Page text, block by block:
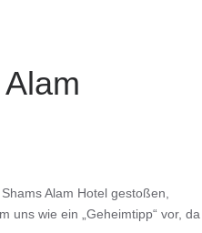
Alam Hotel gestoßen,
uns wie ein „Geheimtipp“ vor, da